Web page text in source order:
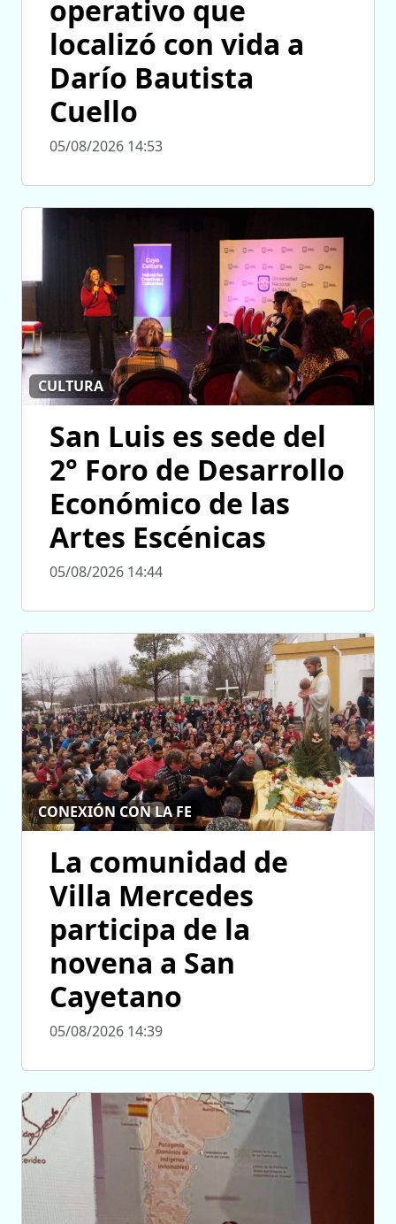
operativo que
localizó con vida a
Darío Bautista
Cuello
05/08/2026 14:53
CULTURA
San Luis es sede del
2° Foro de Desarrollo
Económico de las
Artes Escénicas
05/08/2026 14:44
CONEXIÓN CON LA FE
La comunidad de
Villa Mercedes
participa de la
novena a San
Cayetano
05/08/2026 14:39